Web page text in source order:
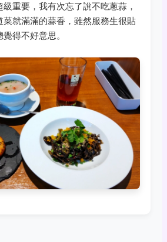
重要，我有次忘了說不吃蔥蒜，
菜就滿滿的蒜香，雖然服務生很貼
得不好意思。